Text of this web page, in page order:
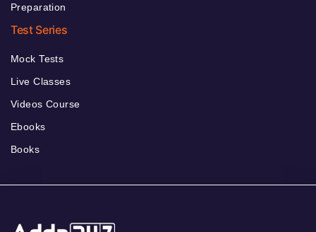
Preparation
Test Series
Mock Tests
Live Classes
Videos Course
Ebooks
Books